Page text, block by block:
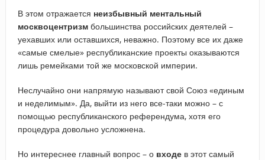
В этом отражается неизбывный ментальный
москвоцентризмбольшинства российских деятелей –
уехавших или оставшихся, неважно. Поэтому все их даже
«самые смелые» республиканские проекты оказываются
лишь ремейками той же московской империи.
Неслучайно они напрямую называют свой Союз «единым
и неделимым». Да, выйти из него все-таки можно – с
помощью республиканского референдума, хотя его
процедура довольно усложнена.
Но интереснее главный вопрос – о входев этот самый